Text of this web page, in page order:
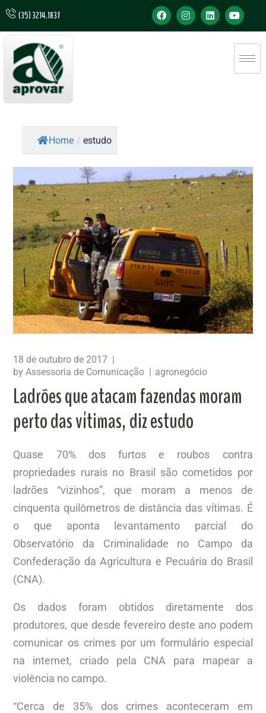
(35) 3214.1837
Home / estudo
18 de outubro de 2017
byAssessoria de Comunicação agronegócio
Ladrões que atacam fazendas moram
perto das vítimas, diz estudo
Quase 70% dos furtos e roubos contra
propriedades rurais no Brasil são cometidos por
ladrões “vizinhos”, que moram a menos de
cinquenta quilômetros de distância das vítimas. É
o que aponta levantamento parcial do
Observatório da Criminalidade no Campo da
Confederação da Agricultura e Pecuária do Brasil
(CNA).
Os dados foram obtidos diretamente dos
produtores, que desde fevereiro deste ano podem
comunicar os crimes por um formulário especial
na internet, criado pela CNA para mapear a
violência no campo.
“Cerca de 35% dos crimes aconteceram em